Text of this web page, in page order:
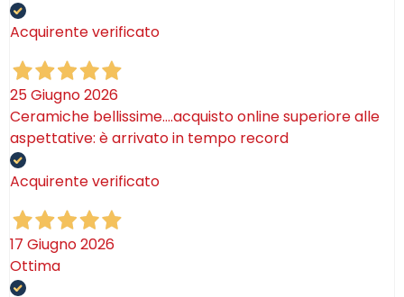
Acquirente verificato
25 Giugno 2026
Ceramiche bellissime….acquisto online superiore alle
aspettative: è arrivato in tempo record
Acquirente verificato
17 Giugno 2026
Ottima